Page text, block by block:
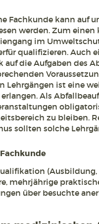
Fachkunde kann auf
werden. Zum
im
qualifizieren. Auch
die Aufgaben des
Lehrgängen ist eine
erlangen. Als
zu bleiben.
sollten solche
mehrjährige
über besuchte